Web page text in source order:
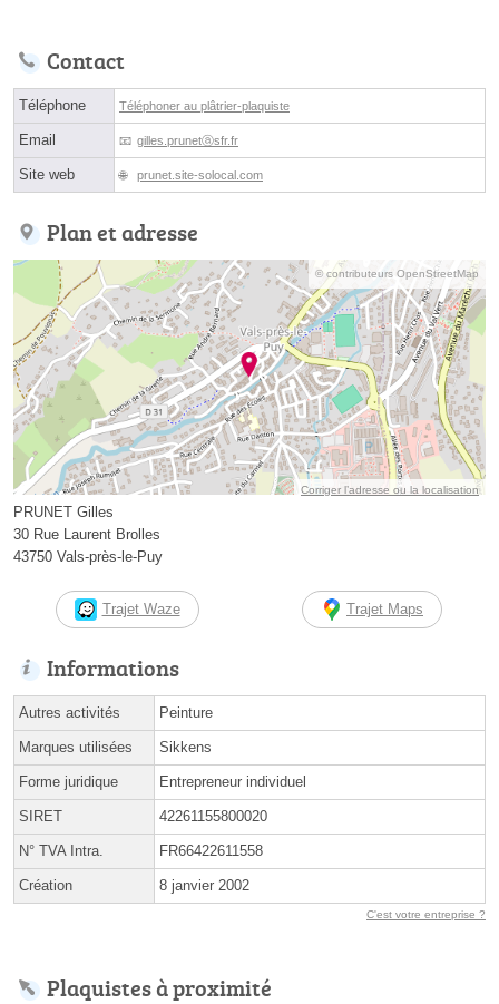
Contact
Téléphone Téléphoner au plâtrier-plaquiste
Email gilles.prunetⓐsfr.fr
Site web prunet.site-solocal.com
Plan et adresse
© contributeurs OpenStreetMap
Corriger l’adresse ou la localisation
PRUNET Gilles
30 Rue Laurent Brolles
43750 Vals-près-le-Puy
Trajet Waze Trajet Maps
Informations
Autres activités Peinture
Marques utilisées Sikkens
Forme juridique Entrepreneur individuel
SIRET 42261155800020
N° TVA Intra. FR66422611558
Création 8 janvier 2002
C'est votre entreprise ?
Plaquistes à proximité